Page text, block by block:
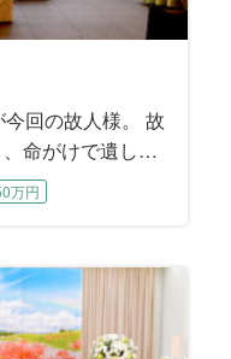
回の故人様。 故
命がけで遺した
家族が誰一人と
して最後は気持
万円